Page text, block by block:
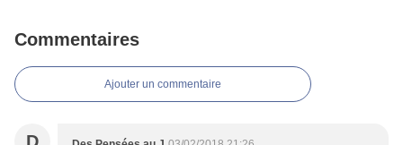
Commentaires
Ajouter un commentaire